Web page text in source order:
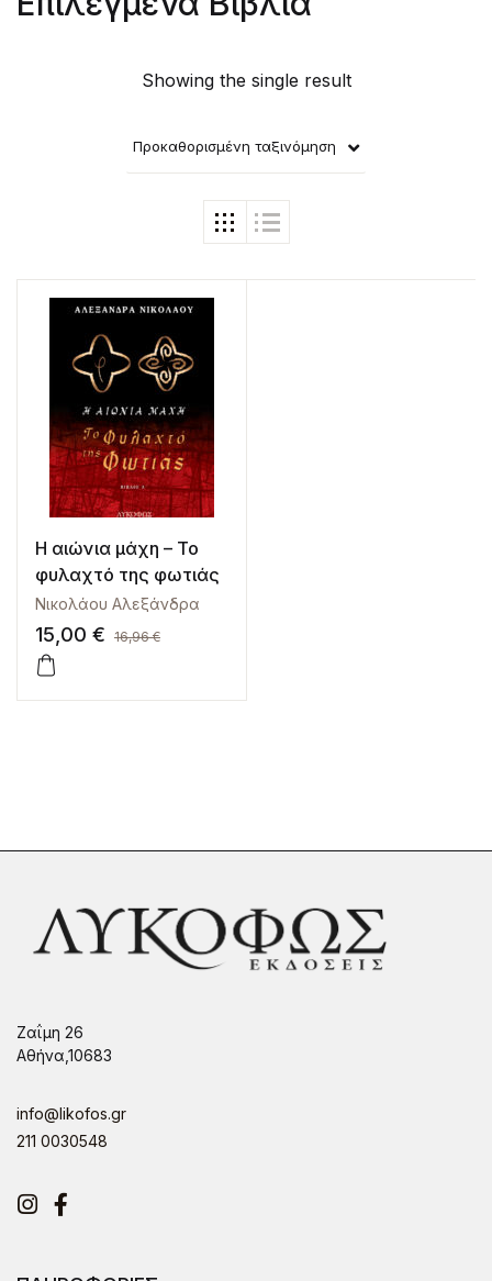
Showing the single result
Προκαθορισμένη ταξινόμηση
Η αιώνια μάχη – Το
φυλαχτό της φωτιάς
Νικολάου Αλεξάνδρα
15,00 € 16,96€
Ζαΐμη 26
Αθήνα,10683
info@likofos.gr
211 0030548
Instagram
Facebook